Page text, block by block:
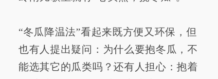
“冬瓜降温法”看起来既方便又环保，但
也有人提出疑问：为什么要抱冬瓜，不
能选其它的瓜类吗？还有人担心：抱着